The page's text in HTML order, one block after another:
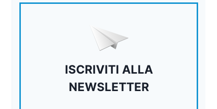
ISCRIVITI ALLA
NEWSLETTER